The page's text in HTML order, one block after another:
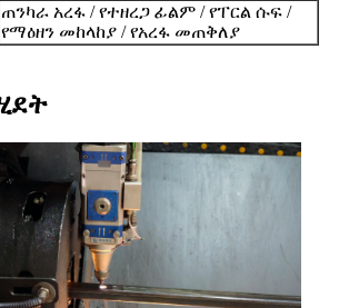
ጠንካራ አረፋ / የተዘረጋ ፊልም / የፐርል ሱፍ /
የማዕዘን መከላከያ / የአረፋ መጠቅለያ